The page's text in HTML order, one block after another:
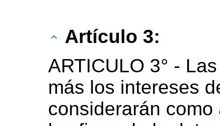
Artículo 3:
ARTICULO 3° -
más los intereses
considerarán